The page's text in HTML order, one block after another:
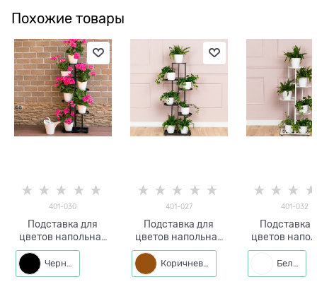
Похожие товары
401-030
Подставка для
цветов напольная
401-030 на 7 цветов
Черный
401-027
Подставка для
цветов напольная
401-027 на 7 цветов
Коричневый
401-032
Подставка
цветов
401-032
цветков
Белый